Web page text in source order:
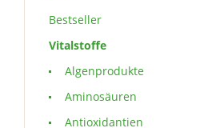
Bestseller
Vitalstoffe
Algenprodukte
Aminosäuren
Antioxidantien